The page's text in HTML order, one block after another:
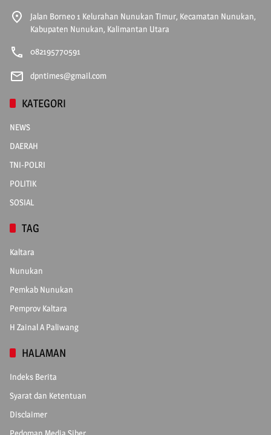
Jalan Borneo 1 Kelurahan Nunukan Timur, Kecamatan Nunukan,
Kabupaten Nunukan, Kalimantan Utara
082195770591
dpntimes@gmail.com
KATEGORI
NEWS
DAERAH
TNI-POLRI
POLITIK
SOSIAL
TAG
Kaltara
Nunukan
Pemkab Nunukan
Pemprov Kaltara
H Zainal A Paliwang
HALAMAN
Indeks Berita
Syarat dan Ketentuan
Disclaimer
Pedoman Media Siber